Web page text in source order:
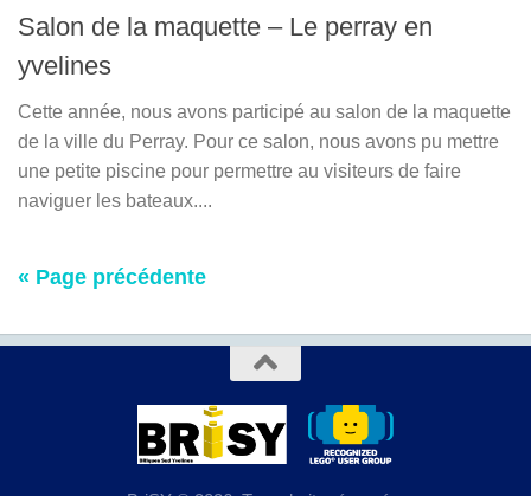
Salon de la maquette – Le perray en
yvelines
Cette année, nous avons participé au salon de la maquette
de la ville du Perray. Pour ce salon, nous avons pu mettre
une petite piscine pour permettre au visiteurs de faire
naviguer les bateaux....
« Page précédente